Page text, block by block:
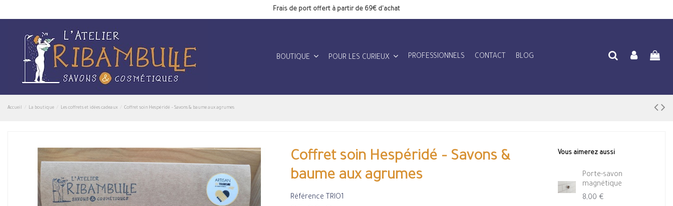
Frais de port offert à partir de 69€ d'achat
BOUTIQUE POUR LES CURIEUX PROFESSIONNELS CONTACT BLOG
Accueil La boutique Les coffrets et idées cadeaux Coffret soin Hespéridé – Savons & baume aux agrumes
Coffret soin Hespéridé – Savons &
baume aux agrumes
Référence TRIO1
Vous aimerez aussi
Porte-savon
magnétique
8,00 €